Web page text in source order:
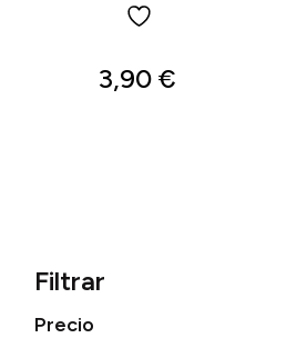
3,90€
Filtrar
Precio